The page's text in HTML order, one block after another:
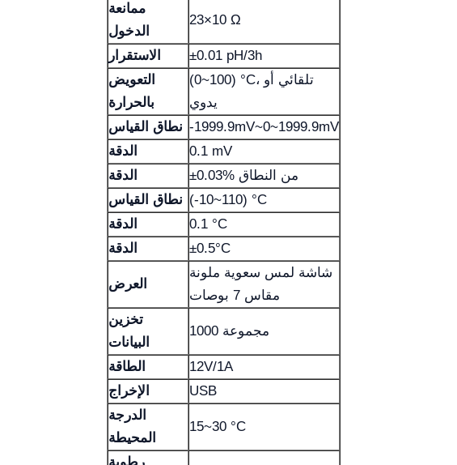
ممانعة
الدخول
23×10 Ω
الاستقرار
±0.01 pH/3h
التعويض
بالحرارة
(0~100) °C، تلقائي أو
يدوي
نطاق القياس -1999.9mV~0~1999.9mV
الدقة
0.1 mV
الدقة
±0.03% من النطاق
نطاق القياس (-10~110) °C
الدقة
0.1 °C
الدقة
±0.5°C
العرض
شاشة لمس سعوية ملونة
مقاس 7 بوصات
تخزين
البيانات
1000 مجموعة
الطاقة
12V/1A
الإخراج
USB
الدرجة
المحيطة
15~30 °C